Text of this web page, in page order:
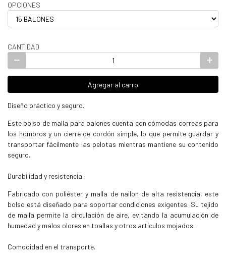
OPCIONES
CANTIDAD
Agregar al carro
Diseño práctico y seguro.
Este bolso de malla para balones cuenta con cómodas correas para
los hombros y un cierre de cordón simple, lo que permite guardar y
transportar fácilmente las pelotas mientras mantiene su contenido
seguro.
Durabilidad y resistencia.
Fabricado con poliéster y malla de nailon de alta resistencia, este
bolso está diseñado para soportar condiciones exigentes. Su tejido
de malla permite la circulación de aire, evitando la acumulación de
humedad y malos olores en toallas y otros artículos mojados.
Comodidad en el transporte.